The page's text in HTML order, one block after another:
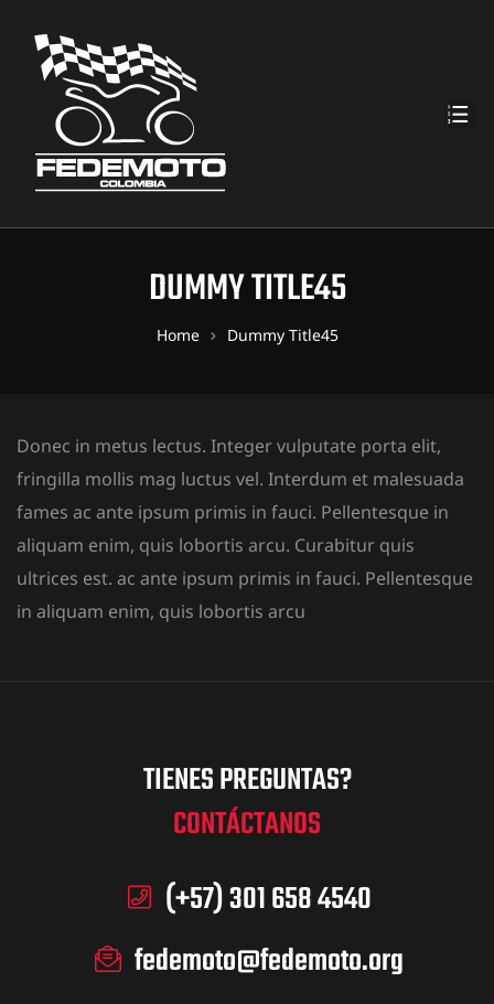
DUMMY TITLE45
Home Dummy Title45
Donec in metus lectus. Integer vulputate porta elit,
fringilla mollis mag luctus vel. Interdum et malesuada
fames ac ante ipsum primis in fauci. Pellentesque in
aliquam enim, quis lobortis arcu. Curabitur quis
ultrices est. ac ante ipsum primis in fauci. Pellentesque
in aliquam enim, quis lobortis arcu
TIENES PREGUNTAS?
CONTÁCTANOS
(+57) 301 658 4540
fedemoto@fedemoto.org